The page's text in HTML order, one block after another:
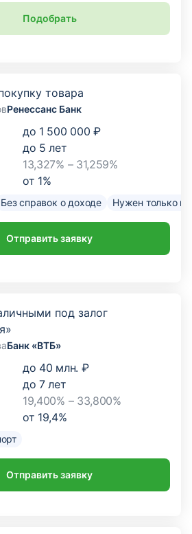
Подобрать
товара
Ренессанс Банк
до 1 500 000 ₽
до 5 лет
13,327% – 31,259%
от 1%
Без справок о доходе Нужен только
Отправить заявку
под залог
Банк «ВТБ»
до 40 млн. ₽
до7лет
19,400% – 33,800%
от 19,4%
Отправить заявку